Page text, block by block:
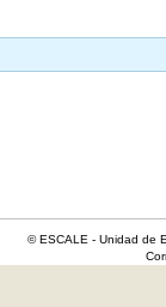
© ESCALE - Unidad de